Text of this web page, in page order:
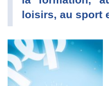
loisirs, au sport